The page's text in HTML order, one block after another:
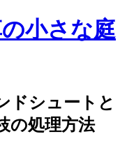
小さな庭
ドシュートと
の処理方法